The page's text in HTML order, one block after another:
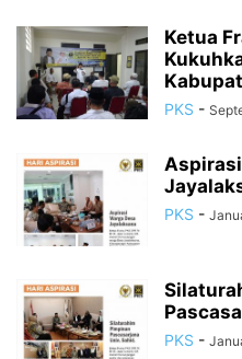
Ketua
PKS -
Aspirasi
PKS -
PKS -